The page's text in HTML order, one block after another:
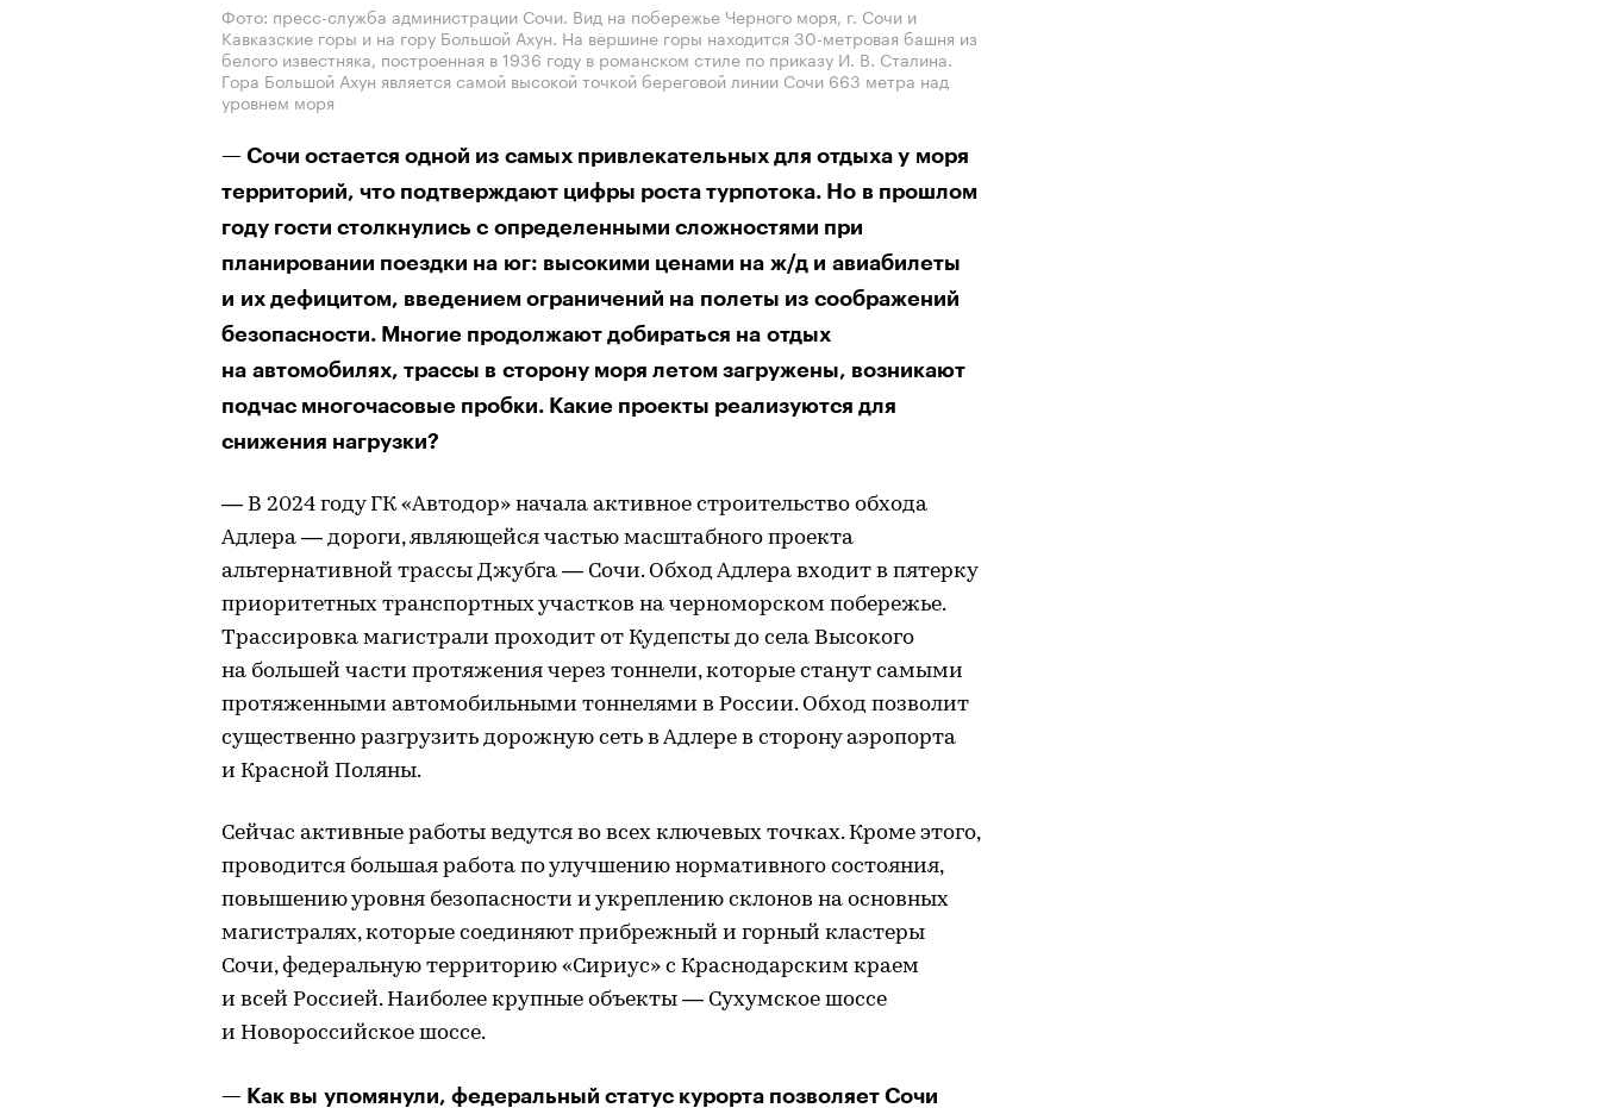
Фото: пресс-служба администрации Сочи. Вид на побережье Черного моря, г. Сочи и
Кавказские горы и на гору Большой Ахун. На вершине горы находится 30-метровая башня из
белого известняка, построенная в 1936 году в романском стиле по приказу И. В. Сталина.
Гора Большой Ахун является самой высокой точкой береговой линии Сочи 663 метра над
уровнем моря
— Сочи остается одной из самых привлекательных для отдыха у моря
территорий, что подтверждают цифры роста турпотока. Но в прошлом
году гости столкнулись с определенными сложностями при
планировании поездки на юг: высокими ценами на ж/д и авиабилеты
и их дефицитом, введением ограничений на полеты из соображений
безопасности. Многие продолжают добираться на отдых
на автомобилях, трассы в сторону моря летом загружены, возникают
подчас многочасовые пробки. Какие проекты реализуются для
снижения нагрузки?
— В 2024 году ГК «Автодор» начала активное строительство обхода
Адлера — дороги, являющейся частью масштабного проекта
альтернативной трассы Джубга — Сочи. Обход Адлера входит в пятерку
приоритетных транспортных участков на черноморском побережье.
Трассировка магистрали проходит от Кудепсты до села Высокого
на большей части протяжения через тоннели, которые станут самыми
протяженными автомобильными тоннелями в России. Обход позволит
существенно разгрузить дорожную сеть в Адлере в сторону аэропорта
и Красной Поляны.
Сейчас активные работы ведутся во всех ключевых точках. Кроме этого,
проводится большая работа по улучшению нормативного состояния,
повышению уровня безопасности и укреплению склонов на основных
магистралях, которые соединяют прибрежный и горный кластеры
Сочи, федеральную территорию «Сириус» с Краснодарским краем
и всей Россией. Наиболее крупные объекты — Сухумское шоссе
и Новороссийское шоссе.
— Как вы упомянули, федеральный статус курорта позволяет Сочи